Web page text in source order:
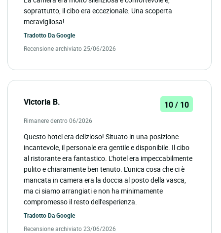
soprattutto, il cibo era eccezionale. Una scoperta
meravigliosa!
Tradotto DaGoogle
Recensione archiviato 25/06/2026
Victoria B. 10 / 10
Rimanere dentro 06/2026
Questo hotel era delizioso! Situato in una posizione
incantevole, il personale era gentile e disponibile. Il cibo
al ristorante era fantastico. L'hotel era impeccabilmente
pulito e chiaramente ben tenuto. L'unica cosa che ci è
mancata in camera era la doccia al posto della vasca,
ma ci siamo arrangiati e non ha minimamente
compromesso il resto dell'esperienza.
Tradotto DaGoogle
Recensione archiviato 23/06/2026